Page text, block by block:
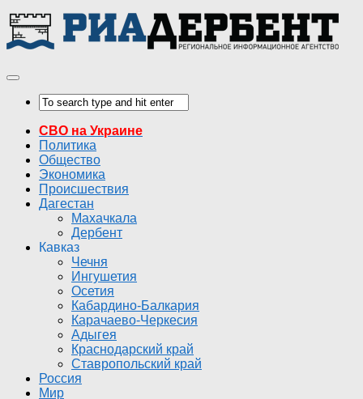
СВО на Украине
Политика
Общество
Экономика
Происшествия
Дагестан
Махачкала
Дербент
Кавказ
Чечня
Ингушетия
Осетия
Кабардино-Балкария
Карачаево-Черкесия
Адыгея
Краснодарский край
Ставропольский край
Россия
Мир